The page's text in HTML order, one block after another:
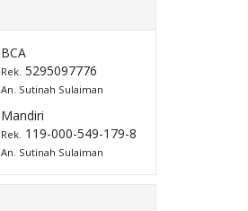
BCA
Rek. 5295097776
An. Sutinah Sulaiman
Mandiri
Rek. 119-000-549-179-8
An. Sutinah Sulaiman